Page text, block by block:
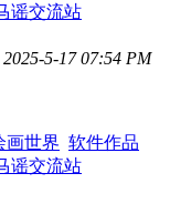
谣交流站
2025-5-17 07:54 PM
画世界 软件作品
谣交流站